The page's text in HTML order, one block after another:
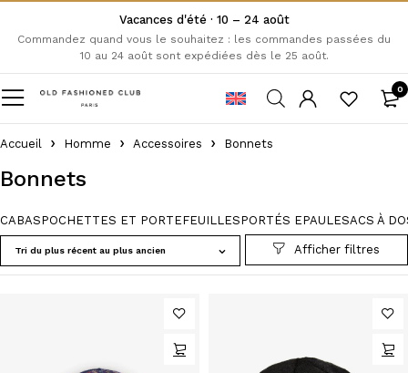
Vacances d'été · 10 – 24 août
Commandez quand vous le souhaitez : les commandes passées du
10 au 24 août sont expédiées dès le 25 août.
0
Accueil Homme Accessoires Bonnets
Bonnets
CABASPOCHETTES ET PORTEFEUILLESPORTÉS EPAULESACS À
Tri du plus récent au plus ancien